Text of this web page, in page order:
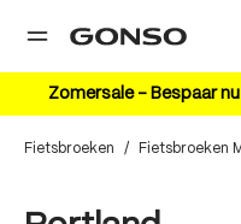
Zomersale – Bespaar
Fietsbroeken / Fietsbroeken